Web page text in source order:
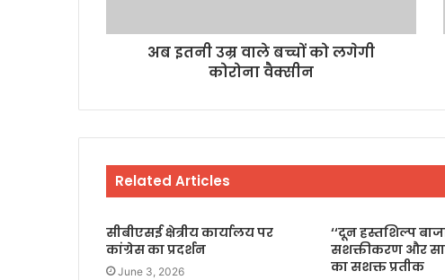
अब इतनी उम्र वाले बच्चों को लगेगी
कोरोना वैक्सीन
Related Articles
सीबीएसई क्षेत्रीय कार्यालय पर
कांग्रेस का प्रदर्शन
June 3, 2026
‘‘दून हस्तशिल्प
सशक्तीकरण और
का सशक्त प्रतीक